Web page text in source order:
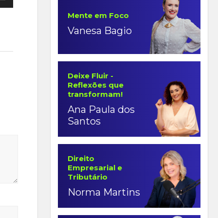
Mente em Foco
Vanesa Bagio
Deixe Fluir -
Reflexões que
transformam!
Ana Paula dos
Santos
Direito
Empresarial e
Tributário
Norma Martins